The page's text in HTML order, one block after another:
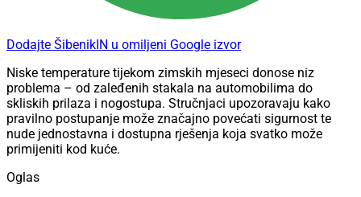
Dodajte ŠibenikIN u omiljeni Google izvor
Niske temperature tijekom zimskih mjeseci donose niz
problema – od zaleđenih stakala na automobilima do
skliskih prilaza i nogostupa. Stručnjaci upozoravaju kako
pravilno postupanje može značajno povećati sigurnost te
nude jednostavna i dostupna rješenja koja svatko može
primijeniti kod kuće.
Oglas